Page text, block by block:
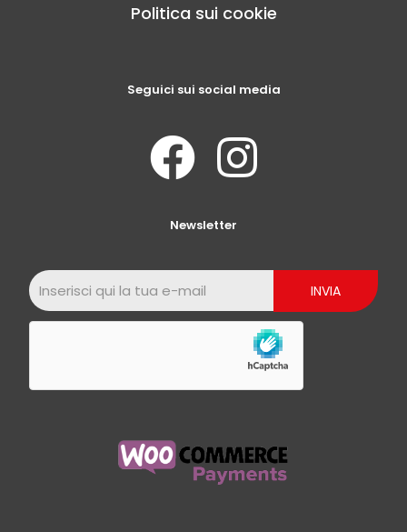
Politica sui cookie
Seguici sui social media
Newsletter